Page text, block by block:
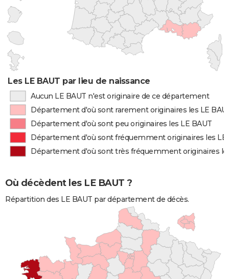
Les LE BAUT par lieu de naissance
Aucun LE BAUT n'est originaire de ce département
Département d'où sont rarement originaires les LE
Département d'où sont peu originaires les LE BAUT
Département d'où sont fréquemment originaires les LE
Département d'où sont très fréquemment originaires
Où décèdent les LE BAUT ?
Répartition des LE BAUT par département de décès.